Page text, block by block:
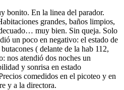
bonito. En la linea del parador.
grandes, baños limpios,
muy bien. Sin queja. Solo
un poco en negativo: el estado de
( delante de la hab 112,
nos atendió dos noches un
y sonrisa en estado
comedidos en el picoteo y en
y a la directora.